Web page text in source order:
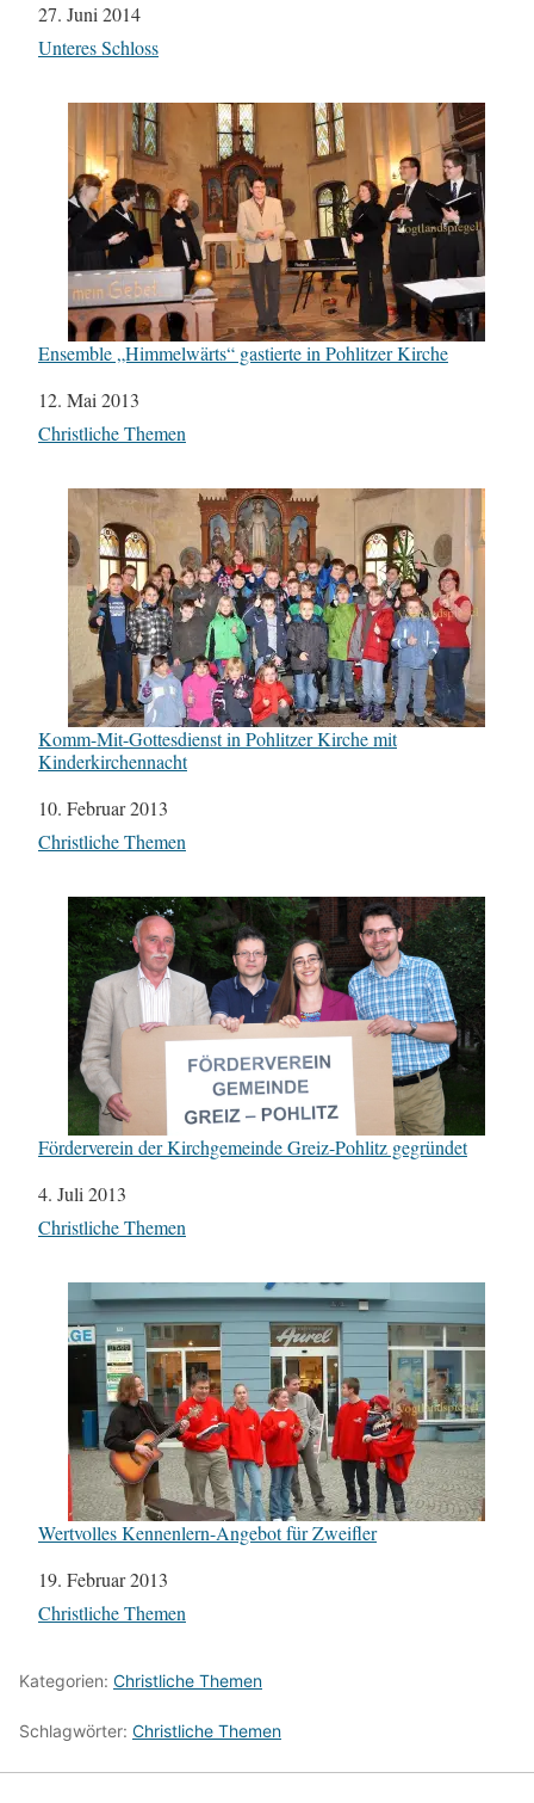
Datum
27. Juni 2014
In Bezug auf
Unteres Schloss
Ensemble „Himmelwärts“ gastierte in Pohlitzer Kirche
Datum
12. Mai 2013
In Bezug auf
Christliche Themen
Komm-Mit-Gottesdienst in Pohlitzer Kirche mit
Kinderkirchennacht
Datum
10. Februar 2013
In Bezug auf
Christliche Themen
Förderverein der Kirchgemeinde Greiz-Pohlitz gegründet
Datum
4. Juli 2013
In Bezug auf
Christliche Themen
Wertvolles Kennenlern-Angebot für Zweifler
Datum
19. Februar 2013
In Bezug auf
Christliche Themen
Kategorien: Christliche Themen
Schlagwörter: Christliche Themen